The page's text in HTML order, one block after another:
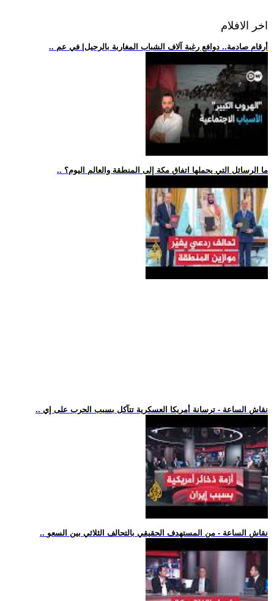
اخر الافلام
.. أرقام صادمة.. دوافع رغبة آلاف الشباب المغاربة بالرحيل| في عم
.. ما الرسائل التي يحملها اتفاق مكة إلى المنطقة والعالم اليوم؟
.. نقاش الساعة - ترسانة أمريكا العسكرية تتآكل بسبب الحرب على إي
.. نقاش الساعة - من المستهدف الحقيقي بالتحالف الثلاثي بين السعو